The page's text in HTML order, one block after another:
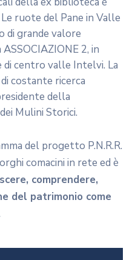
ruote del Pane in Valle
di grande valore
2, in
di centro valle Intelvi. La
costante ricerca
della
Mulini Storici.
del progetto P.N.R.R.
comacini in rete ed è
comprendere,
del patrimonio come